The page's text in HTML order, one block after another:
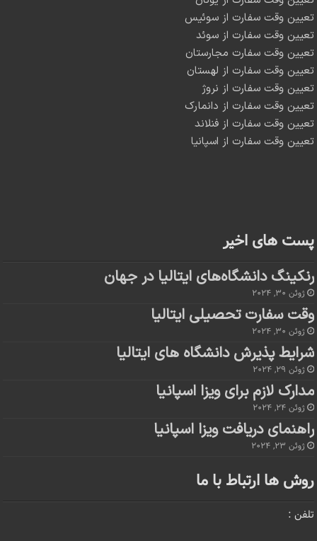
تعیین وقت سفارت از سوئیس
تعیین وقت سفارت از سوئد
تعیین وقت سفارت مجارستان
تعیین وقت سفارت از لهستان
تعیین وقت سفارت از نروژ
تعیین وقت سفارت از دانمارک
تعیین وقت سفارت از فنلاند
تعیین وقت سفارت از اسپانیا
پست های اخیر
رنکینگ دانشگاه‌های ایتالیا در جهان
ژوئن 30, 2024
وقت سفارت تحصیلی ایتالیا
ژوئن 30, 2024
شرایط پذیرش دانشگاه های ایتالیا
ژوئن 29, 2024
مدارک لازم برای ویزا اسپانیا
ژوئن 24, 2024
راهنمای دریافت ویزا اسپانیا
ژوئن 23, 2024
روش ها ارتباط با ما
تلفن :